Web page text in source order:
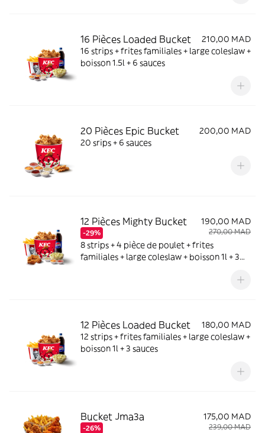
16 Pièces Loaded Bucket
210,00 MAD
16 strips + frites familiales + large coleslaw +
boisson 1.5l + 6 sauces
20 Pièces Epic Bucket
200,00 MAD
20 srips + 6 sauces
12 Pièces Mighty Bucket
-29%
190,00 MAD
270,00 MAD
8 strips + 4 pièce de poulet + frites
familiales + large coleslaw + boisson 1l + 3
12 Pièces Loaded Bucket
180,00 MAD
12 strips + frites familiales + large coleslaw +
boisson 1l + 3 sauces
Bucket Jma3a
-26%
175,00 MAD
239,00 MAD